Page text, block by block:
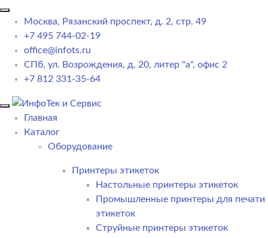
Москва, Рязанский проспект, д. 2, стр. 49
+7 495 744-02-19
office@infots.ru
СПб, ул. Возрождения, д. 20, литер "a", офис 2
+7 812 331-35-64
Главная
Каталог
Оборудование
Принтеры этикеток
Настольные принтеры этикеток
Промышленные принтеры для печати
этикеток
Струйные принтеры этикеток